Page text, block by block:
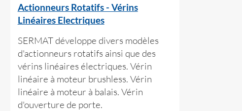
Actionneurs Rotatifs - Vérins
Linéaires Electriques
SERMAT développe divers modèles
d'actionneurs rotatifs ainsi que des
vérins linéaires électriques. Vérin
linéaire à moteur brushless. Vérin
linéaire à moteur à balais. Vérin
d'ouverture de porte.